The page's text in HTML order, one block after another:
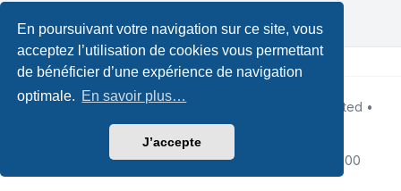
En poursuivant votre navigation sur ce site, vous
acceptez l’utilisation de cookies vous permettant
de bénéficier d’une expérience de navigation
optimale. En savoir plus…
J’accepte
Développé parphpBB® Forum Software © phpBB Limited •
Leenoz.com
Traduction française officielle©
|Conditions|Fuseau horaire sur UTC+02:00